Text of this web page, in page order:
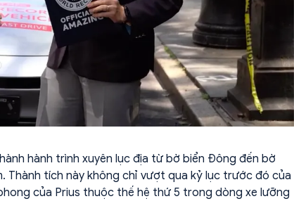
hành trình xuyên lục địa từ bờ biển Đông đến bờ
Thành tích này không chỉ vượt qua kỷ lục trước đó của
của Prius thuộc thế hệ thứ 5 trong dòng xe lưỡng